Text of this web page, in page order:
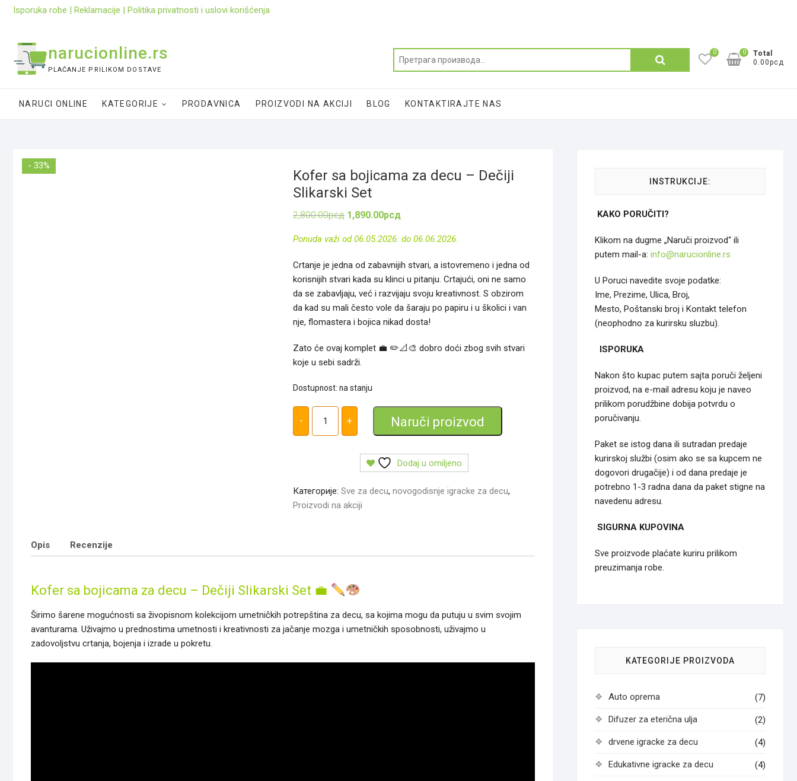
SkipIsporuka robe | Reklamacije | Politika privatnosti i uslovi korišćenja
narucionline.rs
PLAĆANJE PRILIKOM DOSTAVE
Претрага
0
Total
0.00рсд
0
NARUCI ONLINE KATEGORIJE PRODAVNICA PROIZVODI NA AKCIJI BLOG KONTAKTIRAJTE NAS
- 33%
Kofer sa bojicama za decu – Dečiji
Slikarski Set
2,800.00рсд Оригинална
цена
била:
1,890.00рсд
цена
1,890.00рсд.
Ponuda važi od 06.05.2026. do 06.06.2026.
Crtanje je jedna od zabavnijih stvari, a istovremeno i jedna od
korisnijih stvari kada su klinci u pitanju. Crtajući, oni ne samo
da se zabavljaju, već i razvijaju svoju kreativnost. S obzirom
da kad su mali često vole da šaraju po papiru i u školici i van
nje, flomastera i bojica nikad dosta!
Zato će ovaj komplet 💼 ✏️📐🎨 dobro doći zbog svih stvari
koje u sebi sadrži.
Dostupnost: na stanju
-
Kofer
bojicama
za
количина
+ Naruči proizvod
Dodaj u omiljeno
Категорије: Sve za decu, novogodisnje igracke za decu,
Proizvodi na akciji
Opis Recenzije
Kofer sa bojicama za decu – Dečiji Slikarski Set 💼
Širimo šarene mogućnosti sa živopisnom kolekcijom umetničkih potrepština za decu, sa kojima mogu da putuju u svim svojim
avanturama. Uživajmo u prednostima umetnosti i kreativnosti za jačanje mozga i umetničkih sposobnosti, uživajmo u
zadovoljstvu crtanja, bojenja i izrade u pokretu.
INSTRUKCIJE:
KAKO PORUČITI?
Klikom na dugme „Naruči proizvod“ ili
putem mail-a: info@narucionline.rs
U Poruci navedite svoje podatke:
Ime, Prezime, Ulica, Broj,
Mesto, Poštanski broj i Kontakt telefon
(neophodno za kurirsku sluzbu).
ISPORUKA
Nakon što kupac putem sajta poruči željeni
proizvod, na e-mail adresu koju je naveo
prilikom porudžbine dobija potvrdu o
poručivanju.
Paket se istog dana ili sutradan predaje
kurirskoj službi (osim ako se sa kupcem ne
dogovori drugačije) i od dana predaje je
potrebno 1-3 radna dana da paket stigne na
navedenu adresu.
SIGURNA KUPOVINA
Sve proizvode plaćate kuriru prilikom
preuzimanja robe.
KATEGORIJE PROIZVODA
Auto oprema (7)
Difuzer za eterična ulja (2)
drvene igracke za decu (4)
Edukativne igracke za decu (4)